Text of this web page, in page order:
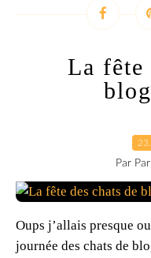
La fête
Par
Oups j’allais presque
journée des chats de